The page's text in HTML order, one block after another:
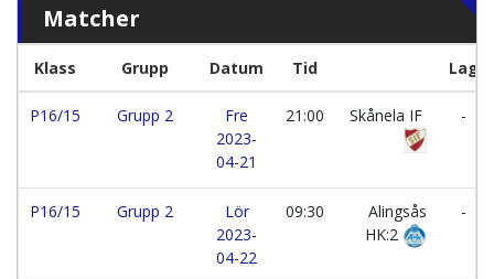
Matcher
Klass Grupp Datum Tid Lag
P16/15 Grupp 2
Fre
2023-
04-21
21:00 Skånela IF -
P16/15 Grupp 2
Lör
2023-
04-22
09:30
Alingsås
HK:2
-